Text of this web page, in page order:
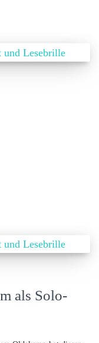
als Solo-